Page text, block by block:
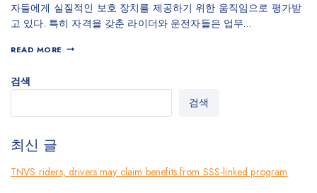
자들에게 실질적인 보호 장치를 제공하기 위한 움직임으로 평가받
고 있다. 특히 자격을 갖춘 라이더와 운전자들은 업무…
READ MORE
검색
검색
최신 글
TNVS riders, drivers may claim benefits from SSS-linked program